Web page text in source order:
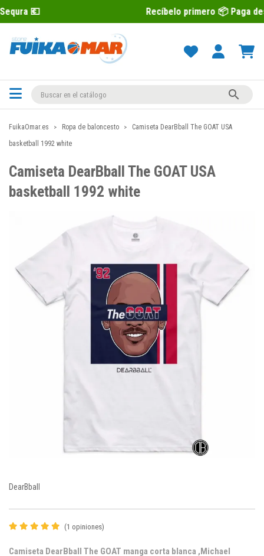
Recíbelo primero 📦 Paga después con

FuikaOmar.es Ropa de baloncesto
Camiseta DearBball The GOAT USA
basketball 1992 white
Camiseta DearBball The GOAT USA
basketball 1992 white
DearBball
(1 opiniones)
Camiseta DearBball The GOAT manga corta blanca ,Michael